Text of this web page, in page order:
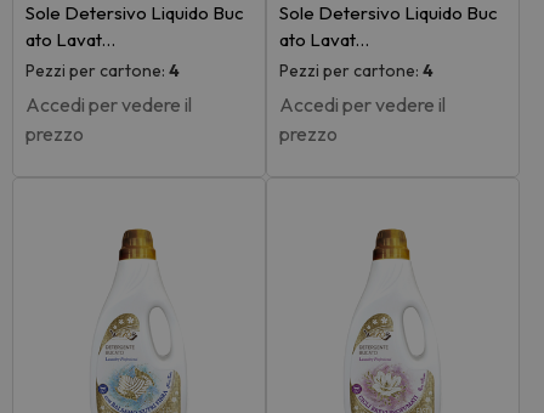
Sole Detersivo Liquido Buc
ato Lavat…
Pezzi per cartone: 4
Accedi per vedere il
prezzo
Sole Detersivo Liquido Buc
ato Lavat…
Pezzi per cartone: 4
Accedi per vedere il
prezzo